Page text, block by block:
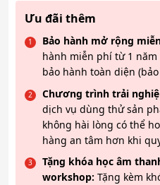
Ưu đãi thêm
Bảo hành mở rộng
hành miễn phí từ 1
bảo hành toàn diện
Chương trình trải
dịch vụ dùng thử sản
không hài lòng có thể
hàng an tâm hơn khi
Tặng khóa học âm
workshop: Tặng kèm